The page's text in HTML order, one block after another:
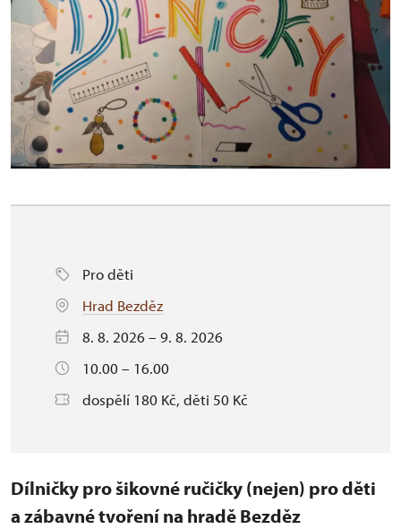
Pro děti
Hrad Bezděz
8. 8. 2026 – 9. 8. 2026
10.00 – 16.00
dospělí 180 Kč, děti 50 Kč
Dílničky pro šikovné ručičky (nejen) pro děti
a zábavné tvoření na hradě Bezděz